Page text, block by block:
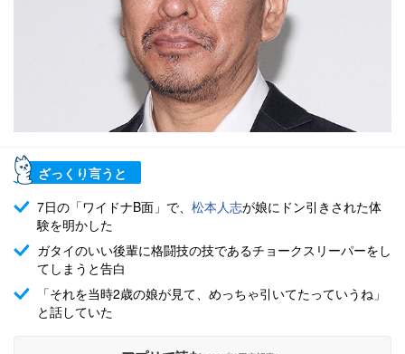
ざっくり言うと
7日の「ワイドナB面」で、 松本人志が娘にドン引きされた体
験を明かした
ガタイのいい後輩に格闘技の技であるチョークスリーパーをし
てしまうと告白
「それを当時2歳の娘が見て、めっちゃ引いてたっていうね」
と話していた